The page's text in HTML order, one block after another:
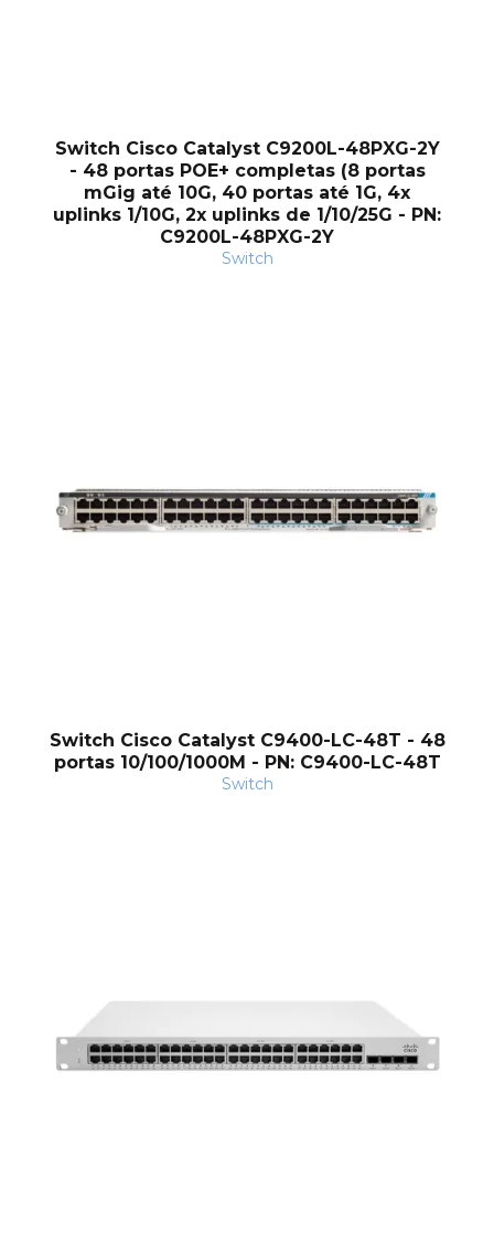
Switch Cisco Catalyst C9200L-48PXG-2Y
- 48 portas POE+ completas (8 portas
mGig até 10G, 40 portas até 1G, 4x
uplinks 1/10G, 2x uplinks de 1/10/25G - PN:
C9200L-48PXG-2Y
Switch
Switch Cisco Catalyst C9400-LC-48T - 48
portas 10/100/1000M - PN: C9400-LC-48T
Switch